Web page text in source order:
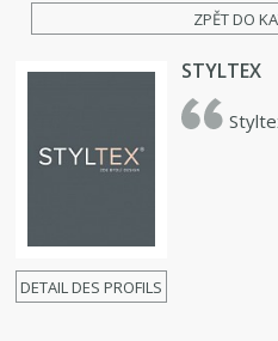
ZPĚT DO
DETAIL DES PROFILS
STYLTEX